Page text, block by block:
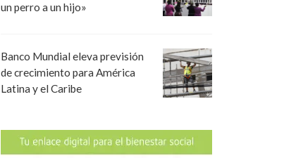
un perro a un hijo»
Banco Mundial eleva previsión
de crecimiento para América
Latina y el Caribe